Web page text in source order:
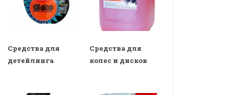
Средства для
детейлинга
Средства для
колес и дисков